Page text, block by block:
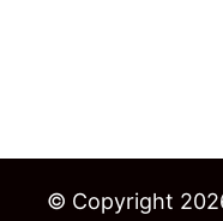
© Copyright